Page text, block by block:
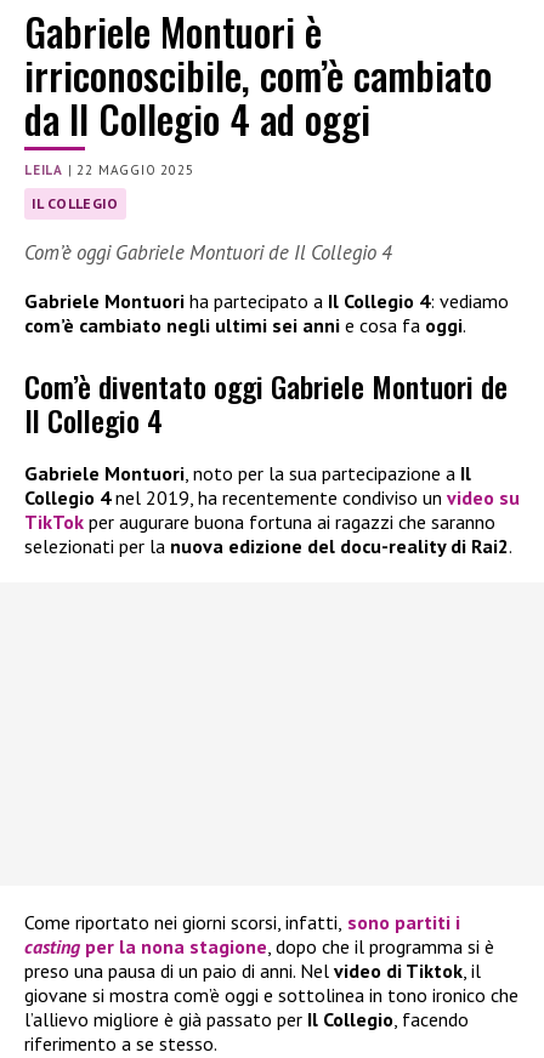
Gabriele Montuori è
irriconoscibile, com’è cambiato
da Il Collegio 4 ad oggi
LEILA |22 MAGGIO 2025
IL COLLEGIO
Com’è oggi Gabriele Montuori de Il Collegio 4
Gabriele Montuori ha partecipato a Il Collegio 4: vediamo
com’è cambiato negli ultimi sei anni e cosa fa oggi.
Com’è diventato oggi Gabriele Montuori de
Il Collegio 4
Gabriele Montuori, noto per la sua partecipazione a Il
Collegio 4nel 2019, ha recentemente condiviso un video su
TikTok per augurare buona fortuna ai ragazzi che saranno
selezionati per la nuova edizione del docu-reality di Rai2.
Come riportato nei giorni scorsi, infatti, sono partiti i
casting per la nona stagione, dopo che il programma si è
preso una pausa di un paio di anni. Nel video di Tiktok, il
giovane si mostra com’è oggi e sottolinea in tono ironico che
l’allievo migliore è già passato per Il Collegio, facendo
riferimento a se stesso.